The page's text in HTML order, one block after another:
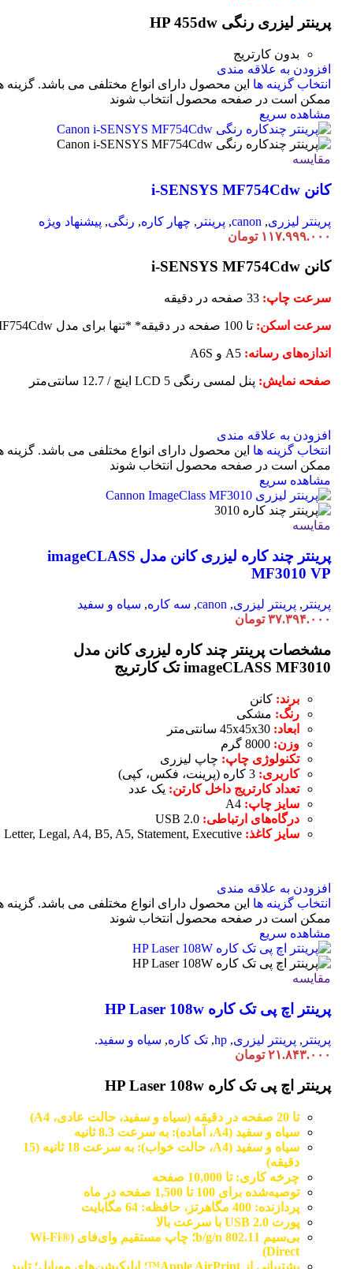
پرینتر لیزری رنگی HP 455dw
بدون کارتریج
افزودن به علاقه مندی
انتخاب گزینه ها این محصول دارای انواع مختلفی می باشد. گزینه
ممکن است در صفحه محصول انتخاب شوند
مشاهده سریع
مقایسه
کانن i-SENSYS MF754Cdw
پرینتر لیزری,
canon
, پرینتر , چهار کاره, رنگی, پیشنهاد ویژه
۱۱۷.۹۹۹.۰۰۰ تومان
کانن i-SENSYS MF754Cdw
سرعت چاپ:
سرعت اسکن: تا 100 صفحه در دقیقه* *تنها برای مدل MF754Cdw
اندازه‌های رسانه: A5 و A6S
صفحه نمایش: پنل لمسی رنگی LCD 5 اینچ / 12.7 سانتی‌متر
افزودن به علاقه مندی
انتخاب گزینه ها این محصول دارای انواع مختلفی می باشد. گزینه
ممکن است در صفحه محصول انتخاب شوند
مشاهده سریع
مقایسه
پرینتر چند کاره لیزری کانن مدل imageCLASS
MF3010 VP
پرینتر , پرینتر لیزری,
canon
, سه کاره, سیاه و سفید
۳۷.۳۹۴.۰۰۰ تومان
مشخصات پرینتر چند کاره لیزری کانن مدل
imageCLASS MF3010 تک کارتریج
برند: کانن
رنگ: مشکی
ابعاد:
وزن:
تکنولوژی چاپ: چاپ لیزری
کاربری:
تعداد کارتریج داخل کارتن: یک عدد
سایز چاپ:
درگاه‌های ارتباطی:
سایز کاغذ:
افزودن به علاقه مندی
انتخاب گزینه ها این محصول دارای انواع مختلفی می باشد. گزینه
ممکن است در صفحه محصول انتخاب شوند
مشاهده سریع
مقایسه
پرینتر اچ پی تک کاره HP Laser 108w
پرینتر , پرینتر لیزری,
hp
, تک کاره, سیاه و سفید.
۲۱.۸۴۳.۰۰۰ تومان
پرینتر اچ پی تک کاره HP Laser 108w
تا 20 صفحه در دقیقه (سیاه و سفید، حالت عادی، A4)
سیاه و سفید (A4، آماده): به سرعت 8.3 ثانیه
سیاه و سفید (A4، حالت خواب): به سرعت 18 ثانیه (15
دقیقه)
چرخه کاری: تا 10,000 صفحه
توصیه‌شده برای 100 تا 1,500 صفحه در ماه
پردازنده: 400 مگاهرتز، حافظه: 64 مگابایت
پورت USB 2.0 با سرعت بالا
بی‌سیم 802.11 b/g/n؛ چاپ مستقیم وای‌فای (Wi-Fi®
Direct)
پشتیبانی از Apple AirPrint™؛ اپلیکیشن‌های موبایل؛ تایید